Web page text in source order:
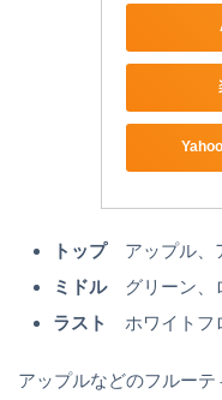
トップアップル、
ミドルグリーン、
ラスト
ホワイトフ
アップルなどのフルー